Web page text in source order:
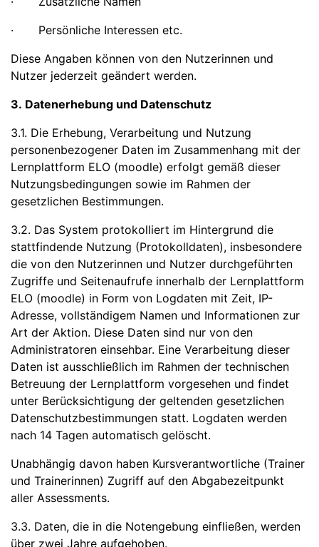
· Persönliche Interessen etc.
Diese Angaben können von den Nutzerinnen und
Nutzer jederzeit geändert werden.
3. Datenerhebung und Datenschutz
3.1. Die Erhebung, Verarbeitung und Nutzung
personenbezogener Daten im Zusammenhang mit der
Lernplattform ELO (moodle) erfolgt gemäß dieser
Nutzungsbedingungen sowie im Rahmen der
gesetzlichen Bestimmungen.
3.2. Das System protokolliert im Hintergrund die
stattfindende Nutzung (Protokolldaten), insbesondere
die von den Nutzerinnen und Nutzer durchgeführten
Zugriffe und Seitenaufrufe innerhalb der Lernplattform
ELO (moodle) in Form von Logdaten mit Zeit, IP-
Adresse, vollständigem Namen und Informationen zur
Art der Aktion. Diese Daten sind nur von den
Administratoren einsehbar. Eine Verarbeitung dieser
Daten ist ausschließlich im Rahmen der technischen
Betreuung der Lernplattform vorgesehen und findet
unter Berücksichtigung der geltenden gesetzlichen
Datenschutzbestimmungen statt. Logdaten werden
nach 14 Tagen automatisch gelöscht.
Unabhängig davon haben Kursverantwortliche (Trainer
und Trainerinnen) Zugriff auf den Abgabezeitpunkt
aller Assessments.
3.3. Daten, die in die Notengebung einfließen, werden
über zwei Jahre aufgehoben.